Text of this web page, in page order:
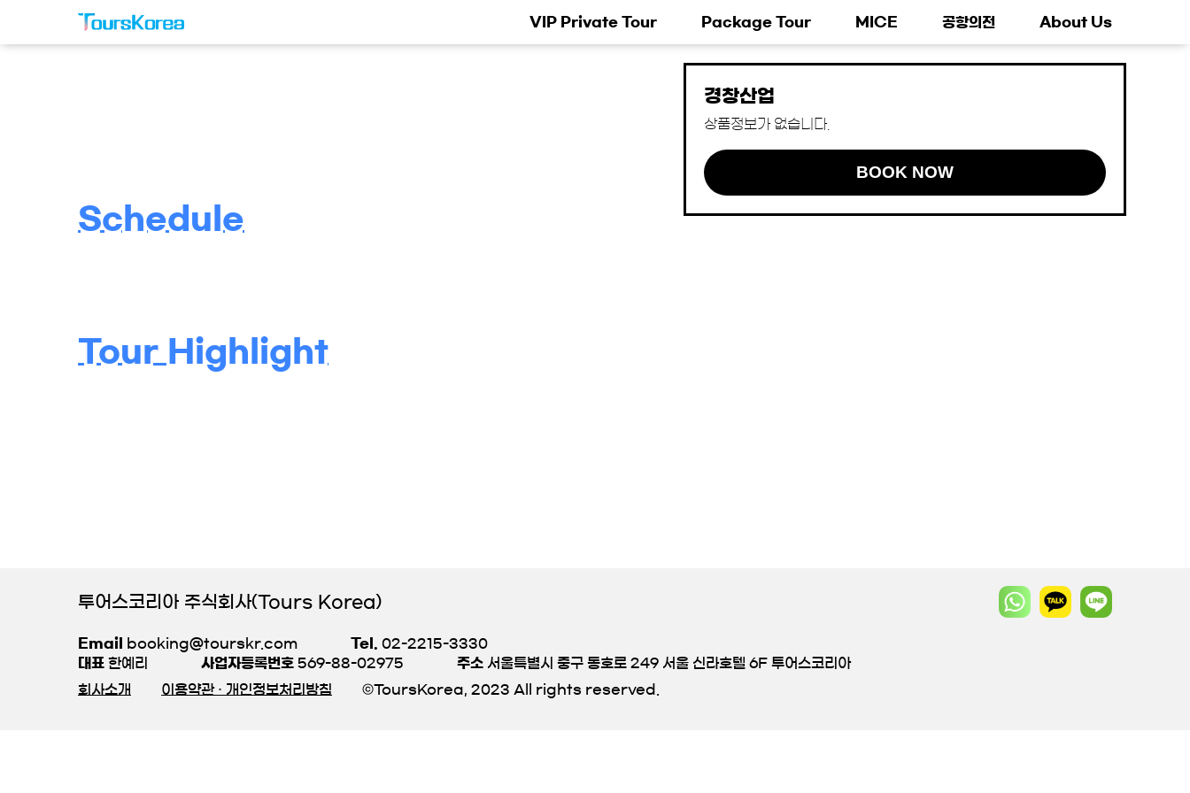
VIP Private Tour Package Tour MICE 공항의전 About Us
경창산업
상품정보가 없습니다.
BOOK NOW
Schedule
Tour Highlight
투어스코리아 주식회사(Tours Korea)
Email booking@tourskr.com Tel.
02-2215-3330
대표 한예리 사업자등록번호 569-88-02975 주소 서울특별시 중구 동호로 249 서울 신라호텔 6F 투어스코리아
회사소개
이용약관 · 개인정보처리방침 ©ToursKorea, 2023 All rights reserved.